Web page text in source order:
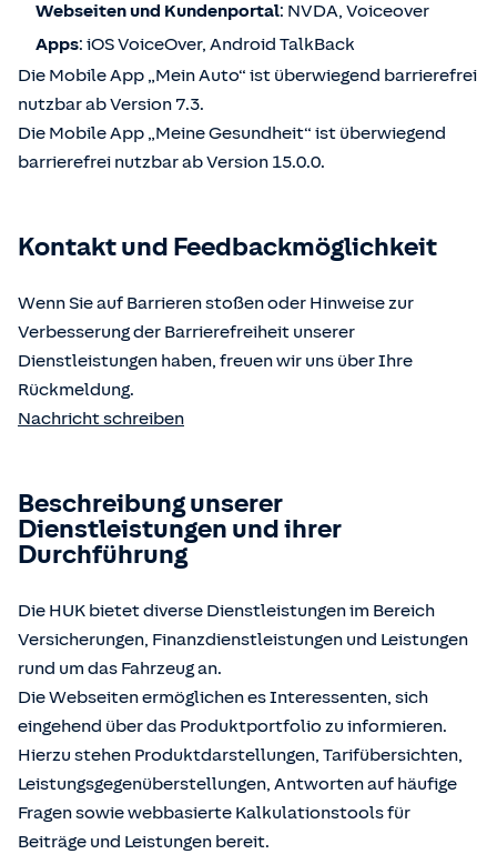
Webseiten und Kundenportal: NVDA, Voiceover
Apps: iOS VoiceOver, Android TalkBack
Die Mobile App „Mein Auto“ ist überwiegend barrierefrei
nutzbar ab Version 7.3.
Die Mobile App „Meine Gesundheit“ ist überwiegend
barrierefrei nutzbar ab Version 15.0.0.
Kontakt und Feedbackmöglichkeit
Wenn Sie auf Barrieren stoßen oder Hinweise zur
Verbesserung der Barrierefreiheit unserer
Dienstleistungen haben, freuen wir uns über Ihre
Rückmeldung.
Nachricht schreiben
Beschreibung unserer
Dienstleistungen und ihrer
Durchführung
Die HUK bietet diverse Dienstleistungen im Bereich
Versicherungen, Finanzdienstleistungen und Leistungen
rund um das Fahrzeug an.
Die Webseiten ermöglichen es Interessenten, sich
eingehend über das Produktportfolio zu informieren.
Hierzu stehen Produktdarstellungen, Tarifübersichten,
Leistungsgegenüberstellungen, Antworten auf häufige
Fragen sowie webbasierte Kalkulationstools für
Beiträge und Leistungen bereit.